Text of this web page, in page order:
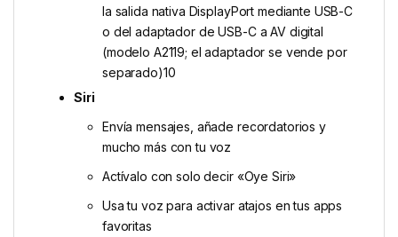
la salida nativa DisplayPort mediante USB-C
o del adaptador de USB-C a AV digital
(modelo A2119; el adaptador se vende por
separado)10
Siri
Envía mensajes, añade recordatorios y
mucho más con tu voz
Actívalo con solo decir «Oye Siri»
Usa tu voz para activar atajos en tus apps
favoritas